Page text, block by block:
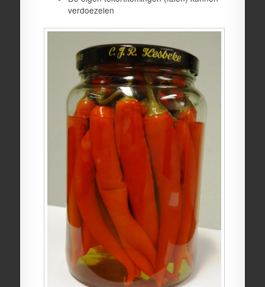
verdoezelen